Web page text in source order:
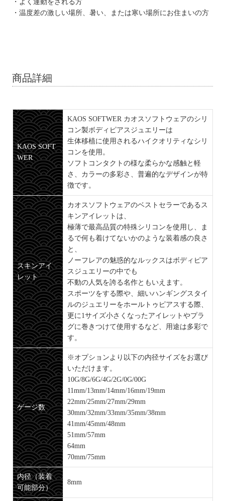
・よく運動をされる方
・温度差の激しい場所、暑い、または寒い場所にお住まいの方
商品詳細
KAOS SOFT
WER
KAOS SOFTWER カオスソフトウェアのシリ
コン製ボディピアスジュエリーは
生体移植に使用されるハイクオリティなシリ
コンを使用。
ソフトコンタクトの様な柔らかな感触と軽
さ、カラーの多彩さ、普遍的なデザインが特
徴です。
スキンアイ
レット
カオスソフトウェアのベストセラーであるス
キンアイレットは、
極薄で最高品質の特殊シリコンを使用し、ま
るで何も着けてないかのような装着感の良さ
と、
ノーフレアの魅惑的なルックスはボディピア
スジュエリーの中でも
不動の人気を誇る名作ともいえます。
スポーツをする際や、細いハンギングスタイ
ルのジュエリーをホールトゥピアスする際、
更に1サイズ小さくなったアイレットやプラ
グに巻きつけて使用するなど、用途は多彩で
す。
ゲージ数
※オプションより以下の内径サイズをお選び
いただけます。
10G/8G/6G/4G/2G/0G/00G
11mm/13mm/14mm/16mm/19mm
22mm/25mm/27mm/29mm
30mm/32mm/33mm/35mm/38mm
41mm/45mm/48mm
51mm/57mm
64mm
70mm/75mm
内径（装着
可能部分）
8mm